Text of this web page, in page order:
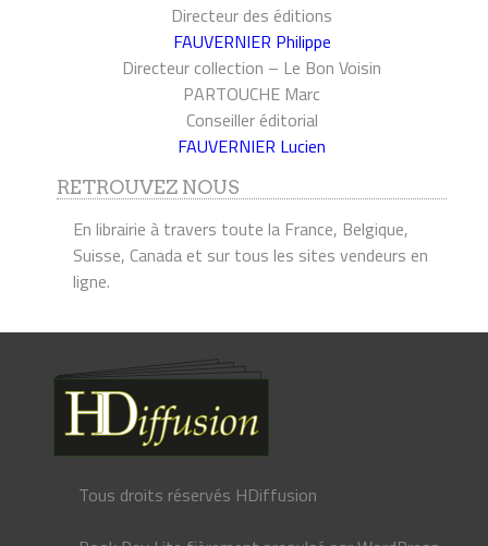
Directeur des éditions
FAUVERNIER Philippe
Directeur collection – Le Bon Voisin
PARTOUCHE Marc
Conseiller éditorial
FAUVERNIER Lucien
RETROUVEZ NOUS
En librairie à travers toute la France, Belgique,
Suisse, Canada et sur tous les sites vendeurs en
ligne.
Tous droits réservés HDiffusion